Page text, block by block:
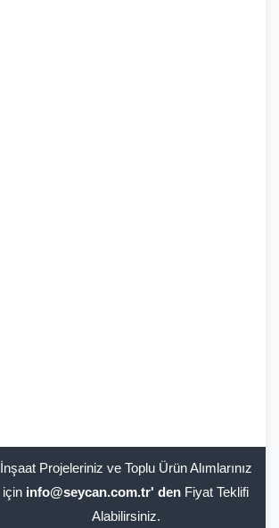
İnşaat Projeleriniz ve Toplu Ürün Alımlarınız
için info@seycan.com.tr' den Fiyat Teklifi
Alabilirsiniz.